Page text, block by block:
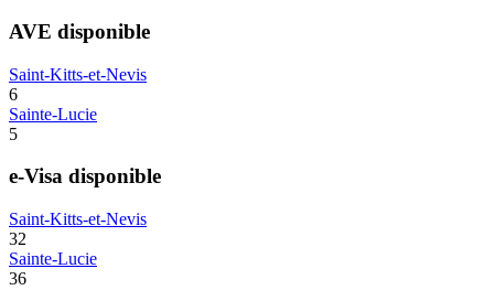
AVE disponible
Saint-Kitts-et-Nevis
6
Sainte-Lucie
5
e-Visa disponible
Saint-Kitts-et-Nevis
32
Sainte-Lucie
36